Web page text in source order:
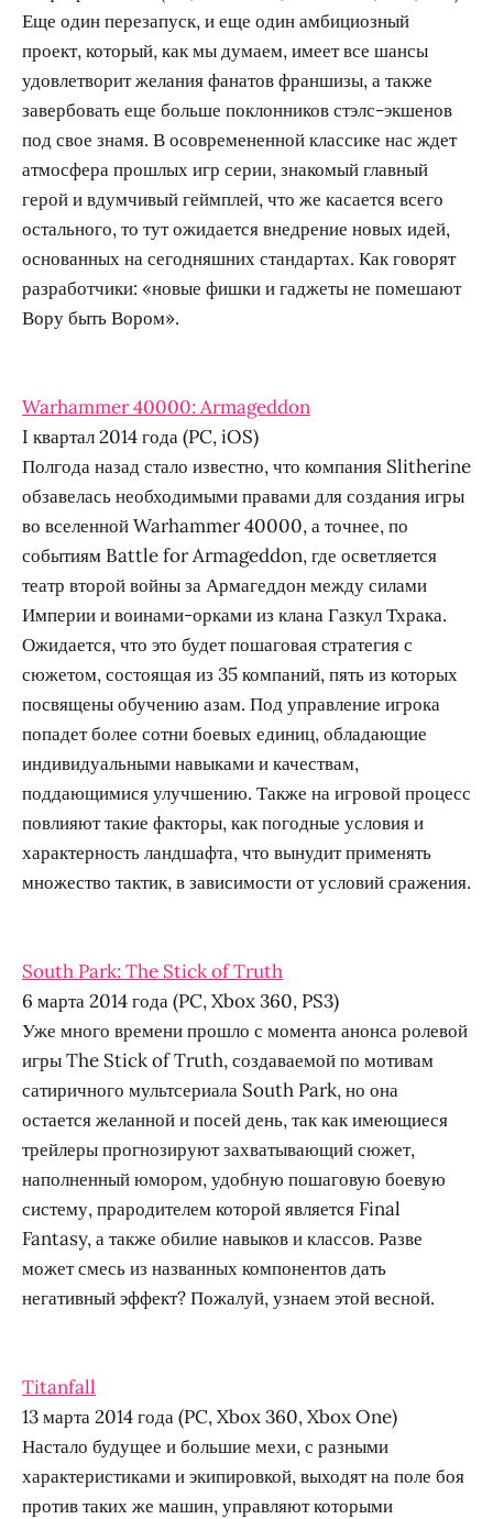
Еще один перезапуск, и еще один амбициозный
проект, который, как мы думаем, имеет все шансы
удовлетворит желания фанатов франшизы, а также
завербовать еще больше поклонников стэлс-экшенов
под свое знамя. В осовремененной классике нас ждет
атмосфера прошлых игр серии, знакомый главный
герой и вдумчивый геймплей, что же касается всего
остального, то тут ожидается внедрение новых идей,
основанных на сегодняшних стандартах. Как говорят
разработчики: «новые фишки и гаджеты не помешают
Вору быть Вором».
Warhammer 40000: Armageddon
I квартал 2014 года (PC, iOS)
Полгода назад стало известно, что компания Slitherine
обзавелась необходимыми правами для создания игры
во вселенной Warhammer 40000, а точнее, по
событиям Battle for Armageddon, где осветляется
театр второй войны за Армагеддон между силами
Империи и воинами-орками из клана Газкул Тхрака.
Ожидается, что это будет пошаговая стратегия с
сюжетом, состоящая из 35 компаний, пять из которых
посвящены обучению азам. Под управление игрока
попадет более сотни боевых единиц, обладающие
индивидуальными навыками и качествам,
поддающимися улучшению. Также на игровой процесс
повлияют такие факторы, как погодные условия и
характерность ландшафта, что вынудит применять
множество тактик, в зависимости от условий сражения.
South Park: The Stick of Truth
6 марта 2014 года (PC, Xbox 360, PS3)
Уже много времени прошло с момента анонса ролевой
игры The Stick of Truth, создаваемой по мотивам
сатиричного мультсериала South Park, но она
остается желанной и посей день, так как имеющиеся
трейлеры прогнозируют захватывающий сюжет,
наполненный юмором, удобную пошаговую боевую
систему, прародителем которой является Final
Fantasy, а также обилие навыков и классов. Разве
может смесь из названных компонентов дать
негативный эффект? Пожалуй, узнаем этой весной.
Titanfall
13 марта 2014 года (PC, Xbox 360, Xbox One)
Настало будущее и большие мехи, с разными
характеристиками и экипировкой, выходят на поле боя
против таких же машин, управляют которыми